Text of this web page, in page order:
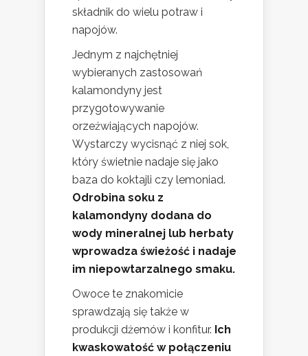
składnik do wielu potraw i
napojów.
Jednym z najchętniej
wybieranych zastosowań
kalamondyny jest
przygotowywanie
orzeźwiających napojów.
Wystarczy wycisnąć z niej sok,
który świetnie nadaje się jako
baza do koktajli czy lemoniad.
Odrobina soku z
kalamondyny dodana do
wody mineralnej lub herbaty
wprowadza świeżość i nadaje
im niepowtarzalnego smaku.
Owoce te znakomicie
sprawdzają się także w
produkcji dżemów i konfitur. Ich
kwaskowatość w połączeniu